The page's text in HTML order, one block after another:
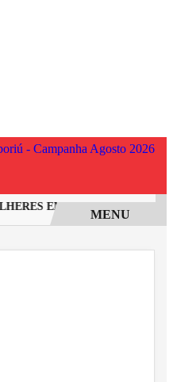
EM SANTA CATARINA
MENU